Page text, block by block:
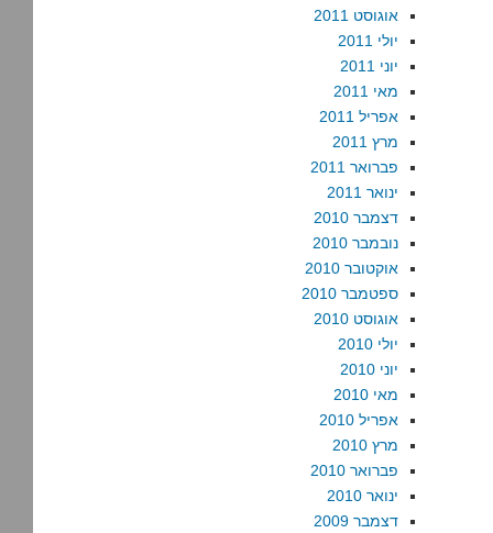
אוגוסט 2011
יולי 2011
יוני 2011
מאי 2011
אפריל 2011
מרץ 2011
פברואר 2011
ינואר 2011
דצמבר 2010
נובמבר 2010
אוקטובר 2010
ספטמבר 2010
אוגוסט 2010
יולי 2010
יוני 2010
מאי 2010
אפריל 2010
מרץ 2010
פברואר 2010
ינואר 2010
דצמבר 2009